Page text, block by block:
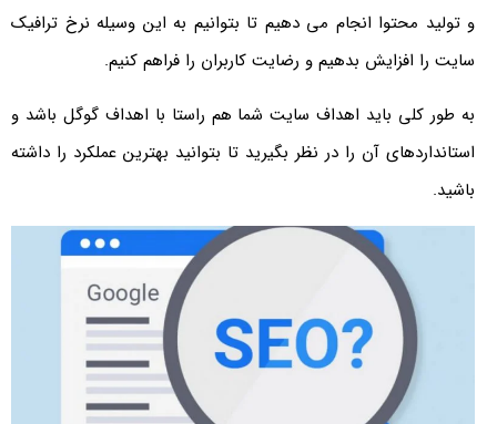
و تولید محتوا انجام می دهیم تا بتوانیم به این وسیله نرخ ترافیک
سایت را افزایش بدهیم و رضایت کاربران را فراهم کنیم.
به طور کلی باید اهداف سایت شما هم راستا با اهداف گوگل باشد و
استانداردهای آن را در نظر بگیرید تا بتوانید بهترین عملکرد را داشته
باشید.